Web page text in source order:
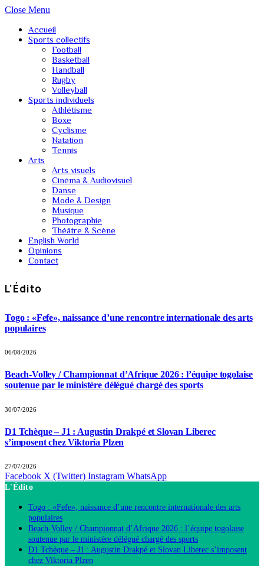
Close Menu
Accueil
Sports collectifs
Football
Basketball
Handball
Rugby
Volleyball
Sports individuels
Athlétisme
Boxe
Cyclisme
Natation
Tennis
Arts
Arts visuels
Cinéma & Audiovisuel
Danse
Mode & Design
Musique
Photographie
Théâtre & Scène
English World
Opinions
Contact
L'Édito
Togo : «Fefe», naissance d’une rencontre internationale des arts
populaires
06/08/2026
Beach-Volley / Championnat d’Afrique 2026 : l’équipe togolaise
soutenue par le ministère délégué chargé des sports
30/07/2026
D1 Tchèque – J1 : Augustin Drakpé et Slovan Liberec
s’imposent chez Viktoria Plzen
27/07/2026
Facebook X (Twitter) Instagram WhatsApp
L'Édito
Togo : «Fefe», naissance d’une rencontre internationale des arts
populaires
Beach-Volley / Championnat d’Afrique 2026 : l’équipe togolaise
soutenue par le ministère délégué chargé des sports
D1 Tchèque – J1 : Augustin Drakpé et Slovan Liberec s’imposent
chez Viktoria Plzen